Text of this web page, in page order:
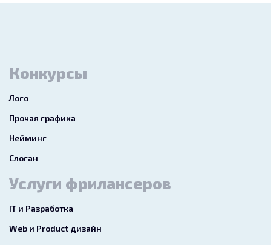
Конкурсы
Лого
Прочая графика
Нейминг
Слоган
Услуги фрилансеров
IT и Разработка
Web и Product дизайн